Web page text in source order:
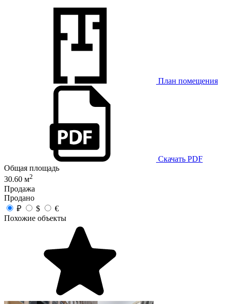
План помещения
Скачать PDF
Общая площадь
30.60 м2
Продажа
Продано
₽
$
€
Похожие объекты